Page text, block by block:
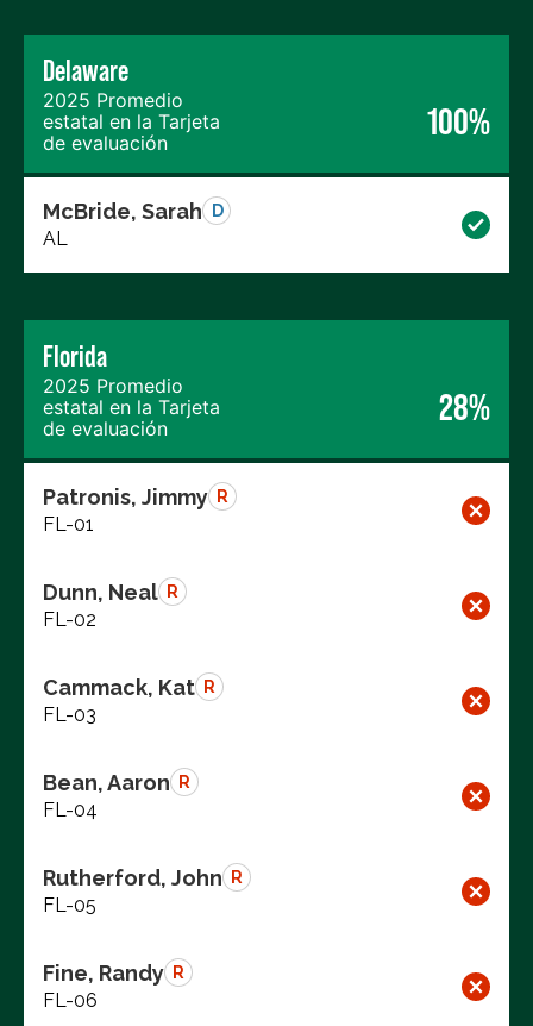
Delaware
2025 Promedio
estatal en la Tarjeta
de evaluación
100%
McBride, Sarah D
AL
Florida
2025 Promedio
estatal en la Tarjeta
de evaluación
28%
Patronis, Jimmy R
FL-01
Dunn, Neal R
FL-02
Cammack, Kat R
FL-03
Bean, Aaron R
FL-04
Rutherford, John R
FL-05
Fine, Randy R
FL-06